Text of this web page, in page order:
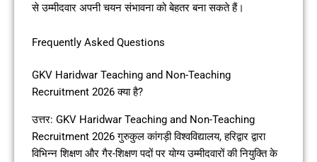
से उम्मीदवार अपनी चयन संभावना को बेहतर बना सकते हैं।
Frequently Asked Questions
GKV Haridwar Teaching and Non-Teaching
Recruitment 2026 क्या है?
उत्तर: GKV Haridwar Teaching and Non-Teaching
Recruitment 2026 गुरुकुल कांगड़ी विश्वविद्यालय, हरिद्वार द्वारा
विभिन्न शिक्षण और गैर-शिक्षण पदों पर योग्य उम्मीदवारों की नियुक्ति के